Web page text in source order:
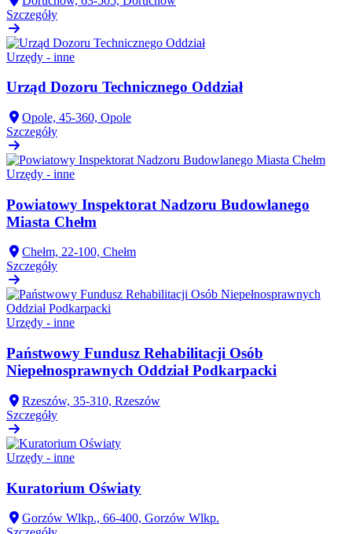
Szczegóły
Urzędy - inne
Urząd Dozoru Technicznego Oddział
Opole, 45-360, Opole
Szczegóły
Urzędy - inne
Powiatowy Inspektorat Nadzoru Budowlanego
Miasta Chełm
Chełm, 22-100, Chełm
Szczegóły
Urzędy - inne
Państwowy Fundusz Rehabilitacji Osób
Niepełnosprawnych Oddział Podkarpacki
Rzeszów, 35-310, Rzeszów
Szczegóły
Urzędy - inne
Kuratorium Oświaty
Gorzów Wlkp., 66-400, Gorzów Wlkp.